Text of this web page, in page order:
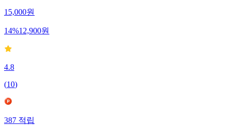
15,000원
14%12,900원
4.8
(10)
387적립